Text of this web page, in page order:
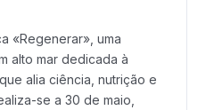
«Regenerar», uma
alto mar dedicada à
alia ciência, nutrição e
se a 30 de maio,